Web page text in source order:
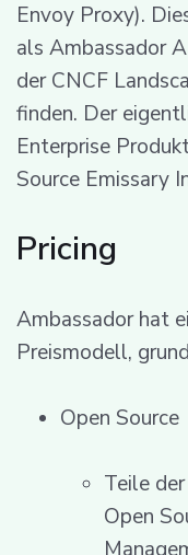
Envoy Proxy).
als Ambassador
der CNCF
finden. Der
Enterprise
Source Emissary
Pricing
Ambassador hat
Preismodell,
Open Source
Teile
Open